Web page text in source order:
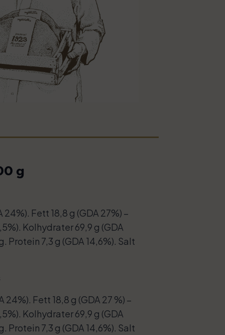
g
Fett 18,8 g (GDA 27%) –
Kolhydrater 69,9 g (GDA
Protein 7,3 g (GDA 14,6%). Salt
Fett 18,8 g (GDA 27 %) –
Kolhydrater 69,9 g (GDA
Protein 7,3 g (GDA 14,6%). Salt